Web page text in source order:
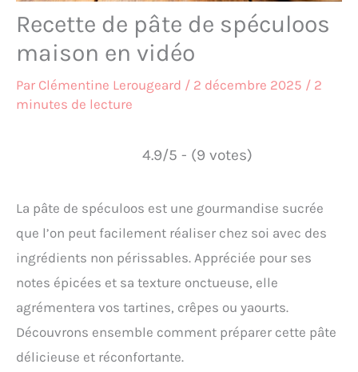
Recette de pâte de spéculoos
maison en vidéo
Par Clémentine Lerougeard / 2 décembre 2025 / 2
minutes de lecture
4.9/5 - (9 votes)
La pâte de spéculoos est une gourmandise sucrée
que l’on peut facilement réaliser chez soi avec des
ingrédients non périssables. Appréciée pour ses
notes épicées et sa texture onctueuse, elle
agrémentera vos tartines, crêpes ou yaourts.
Découvrons ensemble comment préparer cette pâte
délicieuse et réconfortante.